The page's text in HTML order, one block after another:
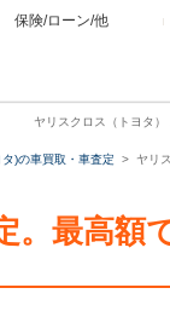
保険/ローン/他
ヤリスクロス（トヨタ
)の車買取・車査定 ヤリ
。最高額